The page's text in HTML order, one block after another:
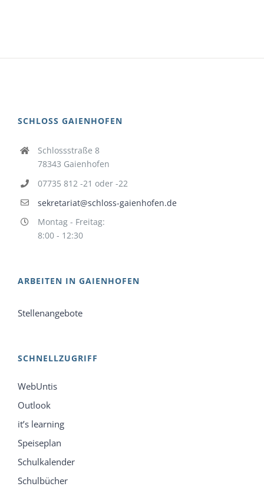
SCHLOSS GAIENHOFEN
Schlossstraße 8
78343 Gaienhofen
07735 812 -21 oder -22
sekretariat@schloss-gaienhofen.de
Montag - Freitag:
8:00 - 12:30
ARBEITEN IN GAIENHOFEN
Stellenangebote
SCHNELLZUGRIFF
WebUntis
Outlook
it’s learning
Speiseplan
Schulkalender
Schulbücher